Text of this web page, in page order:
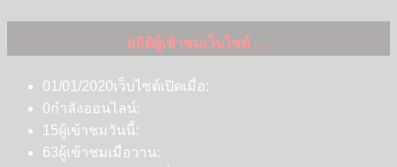
สถิติผู้เข้าชมเว็บไซต์ . . .
01/01/2020เว็บไซต์เปิดเมื่อ:
0กำลังออนไลน์:
15ผู้เข้าชมวันนี้:
63ผู้เข้าชมเมื่อวาน: